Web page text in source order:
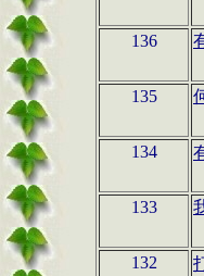
136
135
134
133
132